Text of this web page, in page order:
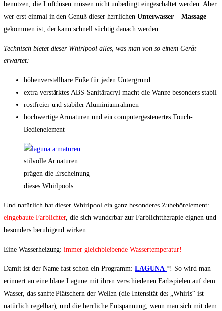
benutzen, die Luftdüsen müssen nicht unbedingt eingeschaltet werden. Aber
wer erst einmal in den Genuß dieser herrlichen Unterwasser – Massage
gekommen ist, der kann schnell süchtig danach werden.
Technisch bietet dieser Whirlpool alles, was man von so einem Gerät
erwartet:
höhenverstellbare Füße für jeden Untergrund
extra verstärktes ABS-Sanitäracryl macht die Wanne besonders stabil
rostfreier und stabiler Aluminiumrahmen
hochwertige Armaturen und ein computergesteuertes Touch-
Bedienelement
stilvolle Armaturen
prägen die Erscheinung
dieses Whirlpools
Und natürlich hat dieser Whirlpool ein ganz besonderes Zubehörelement:
eingebaute Farblichter, die sich wunderbar zur Farblichttherapie eignen und
besonders beruhigend wirken.
Eine Wasserheizung: immer gleichbleibende Wassertemperatur!
Damit ist der Name fast schon ein Programm: LAGUNA *! So wird man
erinnert an eine blaue Lagune mit ihren verschiedenen Farbspielen auf dem
Wasser, das sanfte Plätschern der Wellen (die Intensität des „Whirls“ ist
natürlich regelbar), und die herrliche Entspannung, wenn man sich mit dem